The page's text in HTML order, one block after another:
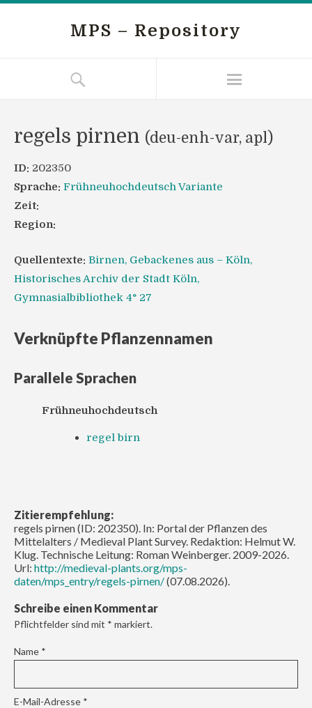
MPS – Repository
regels pirnen (deu-enh-var, apl)
ID: 202350
Sprache: Frühneuhochdeutsch Variante
Zeit:
Region:
Quellentexte: Birnen, Gebackenes aus – Köln,
Historisches Archiv der Stadt Köln,
Gymnasialbibliothek 4° 27
Verknüpfte Pflanzennamen
Parallele Sprachen
Frühneuhochdeutsch
regel birn
Zitierempfehlung:
regels pirnen (ID: 202350). In: Portal der Pflanzen des
Mittelalters / Medieval Plant Survey. Redaktion: Helmut W.
Klug. Technische Leitung: Roman Weinberger. 2009-2026.
Url: http://medieval-plants.org/mps-
daten/mps_entry/regels-pirnen/(07.08.2026).
Schreibe einen Kommentar
Pflichtfelder sind mit * markiert.
Name *
E-Mail-Adresse *